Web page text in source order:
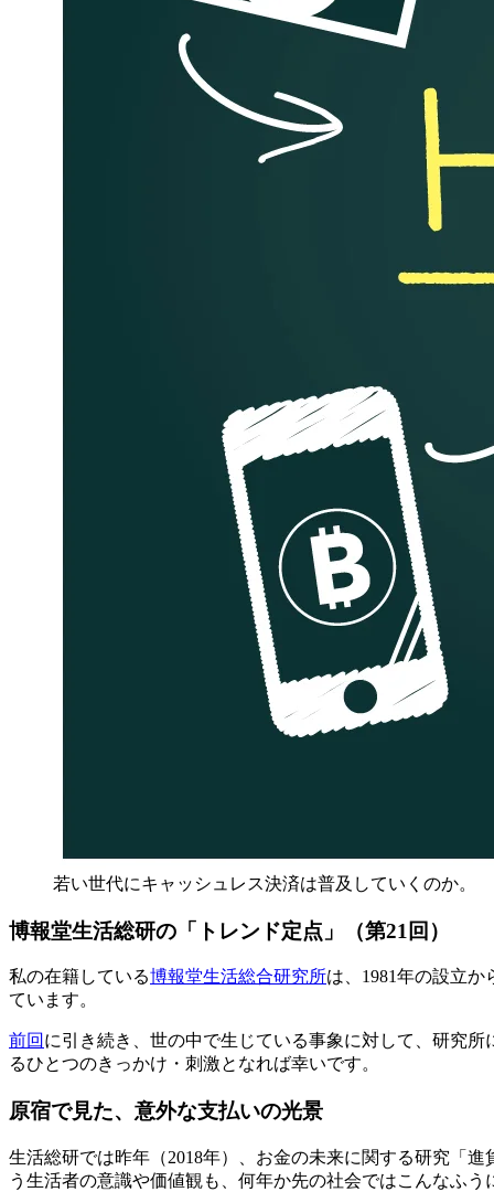
若い世代にキャッシュレス決済は普及していくのか。
博報堂生活総研の「トレンド定点」（第21回）
私の在籍している博報堂生活総合研究所は、1981年の設立
ています。
前回 に引き続き、世の中で生じている事象に対して、研究
るひとつのきっかけ・刺激となれば幸いです。
原宿で見た、意外な支払いの光景
生活総研では昨年（2018年）、お金の未来に関する研究「
う生活者の意識や価値観も、何年か先の社会ではこんなふ